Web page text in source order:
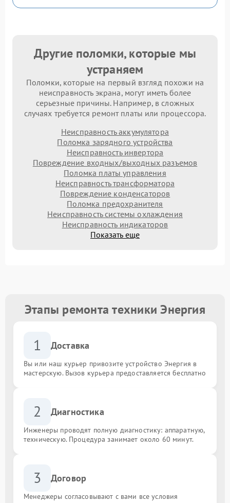
Другие поломки, которые мы
устраняем
Поломки, которые на первый взгляд похожи на
неисправность экрана, могут иметь более
серьезные причины. Например, в сложных
случаях требуется ремонт платы или процессора.
Неисправность аккумулятора
Поломка зарядного устройства
Неисправность инвертора
Повреждение входных/выходных разъемов
Поломка платы управления
Неисправность трансформатора
Повреждение конденсаторов
Поломка предохранителя
Неисправность системы охлаждения
Неисправность индикаторов
Показать еще
Этапы ремонта техники Энергия
1 Доставка
Вы или наш курьер привозите устройство Энергия в
мастерскую. Вызов курьера предоставляется бесплатно
2 Диагностика
Инженеры проводят полную диагностику: аппаратную,
техническую. Процедура занимает около 60 минут.
3 Договор
Менеджеры согласовывают с вами все условия